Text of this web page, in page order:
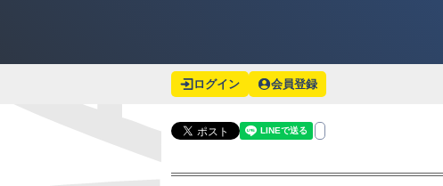
ログイン 会員登録